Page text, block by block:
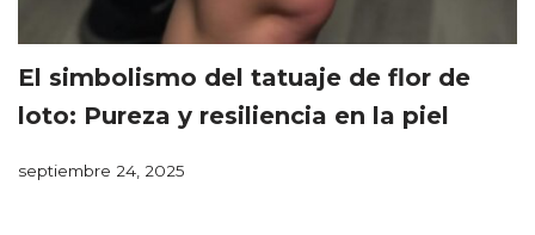
El simbolismo del tatuaje de flor de
loto: Pureza y resiliencia en la piel
septiembre 24, 2025